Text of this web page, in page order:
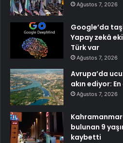
Ağustos 7, 2026
Google’da
Yapay zekâ
Türk var
Ağustos 7, 2026
Avrupa’da
akın ediyor:
Ağustos 7, 2026
bulunan 9
kaybetti